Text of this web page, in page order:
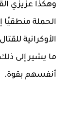
وهكذا عزيزي
الحملة منطقيًا
الأوكرانية
ما يشير إلى
أنفسهم بقوة.